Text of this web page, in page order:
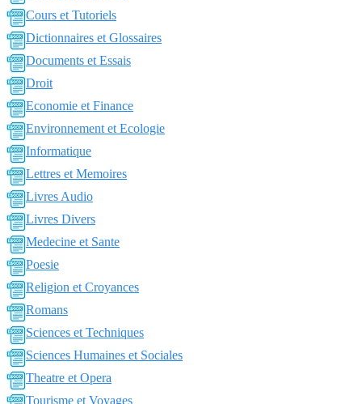
Cours et Tutoriels
Dictionnaires et Glossaires
Documents et Essais
Droit
Economie et Finance
Environnement et Ecologie
Informatique
Lettres et Memoires
Livres Audio
Livres Divers
Medecine et Sante
Poesie
Religion et Croyances
Romans
Sciences et Techniques
Sciences Humaines et Sociales
Theatre et Opera
Tourisme et Voyages